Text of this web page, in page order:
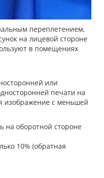
переплетением,
на лицевой стороне
в помещениях
или
печати на
изображение с меньшей
на оборотной стороне
10% (обратная